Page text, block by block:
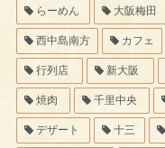
らーめん 大阪梅田
西中島南方 カフェ
行列店 新大阪
焼肉 千里中央
デザート 十三